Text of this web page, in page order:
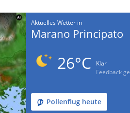
Aktuelles Wetter in
Marano Principato
26°C
Klar
Feedback
Pollenflug heute